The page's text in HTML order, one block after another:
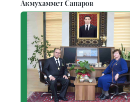
Акмухаммет Сапаров